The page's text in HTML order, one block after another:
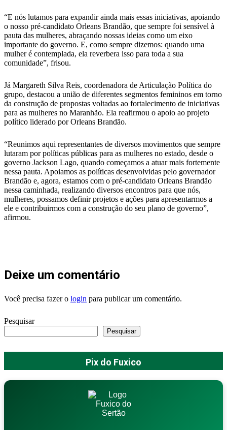
“E nós lutamos para expandir ainda mais essas iniciativas, apoiando
o nosso pré-candidato Orleans Brandão, que sempre foi sensível à
pauta das mulheres, abraçando nossas ideias como um eixo
importante do governo. E, como sempre dizemos: quando uma
mulher é contemplada, ela reverbera isso para toda a sua
comunidade”, frisou.
Já Margareth Silva Reis, coordenadora de Articulação Política do
grupo, destacou a união de diferentes segmentos femininos em torno
da construção de propostas voltadas ao fortalecimento de iniciativas
para as mulheres no Maranhão. Ela reafirmou o apoio ao projeto
político liderado por Orleans Brandão.
“Reunimos aqui representantes de diversos movimentos que sempre
lutaram por políticas públicas para as mulheres no estado, desde o
governo Jackson Lago, quando começamos a atuar mais fortemente
nessa pauta. Apoiamos as políticas desenvolvidas pelo governador
Brandão e, agora, estamos com o pré-candidato Orleans Brandão
nessa caminhada, realizando diversos encontros para que nós,
mulheres, possamos definir projetos e ações para apresentarmos a
ele e contribuirmos com a construção do seu plano de governo”,
afirmou.
Deixe um comentário
Você precisa fazer o login para publicar um comentário.
Pesquisar
Pesquisar
Pix do Fuxico